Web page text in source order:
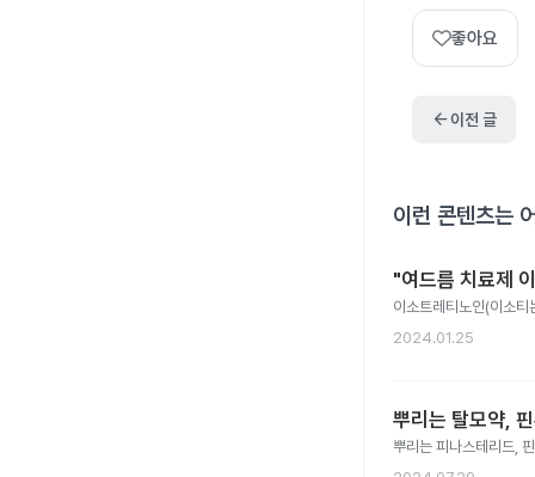
좋아요
arrow_back이전 글
이런 콘텐츠는
"여드름 치료제
이소트레티노인(이소
2024.01.25
뿌리는 탈모약,
뿌리는 피나스테리드,